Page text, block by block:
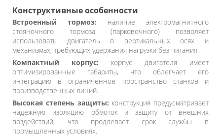
Конструктивные особенности
Встроенный тормоз: наличие электромагнитного
стояночного тормоза (парковочного) позволяет
использовать двигатель в вертикальных осях и
механизмах, требующих удержания нагрузки без питания.
Компактный корпус: корпус двигателя имеет
оптимизированные габариты, что облегчает его
интеграцию в ограниченное пространство станков и
производственных линий.
Высокая степень защиты: конструкция предусматривает
надежную изоляцию обмоток и защиту от внешних
воздействий, что продлевает срок службы в
промышленных условиях.